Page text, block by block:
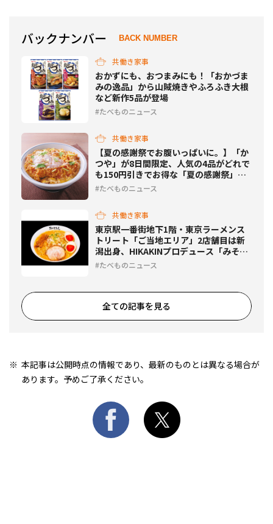
バックナンバー BACK NUMBER
共働き家事
おかずにも、おつまみにも！「おかづま
みの逸品」から山賊焼きやふろふき大根
など新作5品が登場
たべものニュース
共働き家事
【夏の感謝祭でお腹いっぱいに。】「か
つや」が8日間限定、人気の4品がどれで
も150円引きでお得な「夏の感謝祭」開
催！
たべものニュース
共働き家事
東京駅一番街地下1階・東京ラーメンス
トリート「ご当地エリア」2店舗目は新
潟出身、HIKAKINプロデュース「みそき
ん」に決定！
たべものニュース
全ての記事を見る
本記事は公開時点の情報であり、最新のものとは異なる場合が
あります。予めご了承ください。